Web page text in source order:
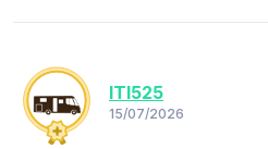
ITI525
15/07/2026